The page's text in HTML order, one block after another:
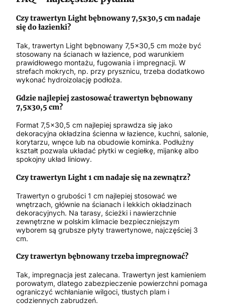
Czy trawertyn Light bębnowany 7,5x30,5 cm nadaje
się do łazienki?
Tak, trawertyn Light bębnowany 7,5x30,5 cm może być
stosowany na ścianach w łazience, pod warunkiem
prawidłowego montażu, fugowania i impregnacji. W
strefach mokrych, np. przy prysznicu, trzeba dodatkowo
wykonać hydroizolację podłoża.
Gdzie najlepiej zastosować trawertyn bębnowany
7,5x30,5 cm?
Format 7,5x30,5 cm najlepiej sprawdza się jako
dekoracyjna okładzina ścienna w łazience, kuchni, salonie,
korytarzu, wnęce lub na obudowie kominka. Podłużny
kształt pozwala układać płytki w cegiełkę, mijankę albo
spokojny układ liniowy.
Czy trawertyn Light 1 cm nadaje się na zewnątrz?
Trawertyn o grubości 1 cm najlepiej stosować we
wnętrzach, głównie na ścianach i lekkich okładzinach
dekoracyjnych. Na tarasy, ścieżki i nawierzchnie
zewnętrzne w polskim klimacie bezpieczniejszym
wyborem są grubsze płyty trawertynowe, najczęściej 3
cm.
Czy trawertyn bębnowany trzeba impregnować?
Tak, impregnacja jest zalecana. Trawertyn jest kamieniem
porowatym, dlatego zabezpieczenie powierzchni pomaga
ograniczyć wchłanianie wilgoci, tłustych plam i
codziennych zabrudzeń.